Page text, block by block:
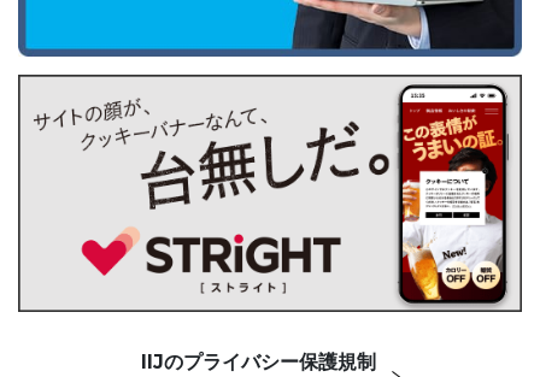
IIJのプライバシー保護規制